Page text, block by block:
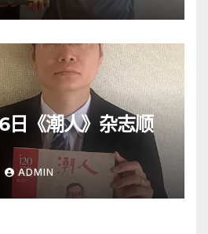
《潮人》杂志顺
ADMIN